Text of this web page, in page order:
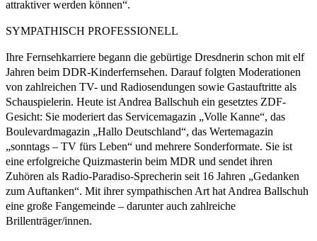
attraktiver werden können“.
SYMPATHISCH PROFESSIONELL
Ihre Fernsehkarriere begann die gebürtige Dresdnerin schon mit elf
Jahren beim DDR-Kinderfernsehen. Darauf folgten Moderationen
von zahlreichen TV- und Radiosendungen sowie Gastauftritte als
Schauspielerin. Heute ist Andrea Ballschuh ein gesetztes ZDF-
Gesicht: Sie moderiert das Servicemagazin „Volle Kanne“, das
Boulevardmagazin „Hallo Deutschland“, das Wertemagazin
„sonntags – TV fürs Leben“ und mehrere Sonderformate. Sie ist
eine erfolgreiche Quizmasterin beim MDR und sendet ihren
Zuhören als Radio-Paradiso-Sprecherin seit 16 Jahren „Gedanken
zum Auftanken“. Mit ihrer sympathischen Art hat Andrea Ballschuh
eine große Fangemeinde – darunter auch zahlreiche
Brillenträger/innen.